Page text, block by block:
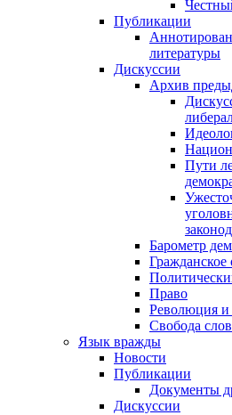
Публикации
литературы
Дискуссии
Архив
Пути
Барометр
Гражданское
Право
Революция и
Свобода
Язык вражды
Новости
Публикации
Документы
Дискуссии